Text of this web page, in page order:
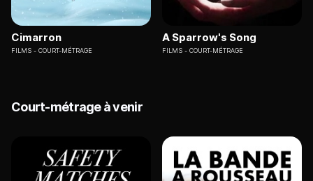
Cimarron
FILMS COURT-MÉTRAGE
A Sparrow's Song
FILMS COURT-MÉTRAGE
Court-métrage à venir